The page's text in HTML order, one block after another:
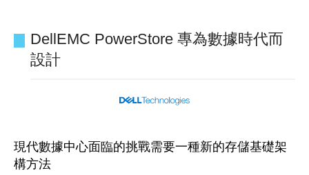
DellEMC PowerStore 專為數據時代而
設計
現代數據中心面臨的挑戰需要一種新的存儲基礎架
構方法